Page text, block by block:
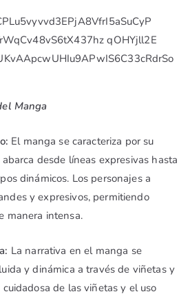
Manga
El manga se caracteriza por su
desde líneas expresivas hasta
dinámicos. Los personajes a
y expresivos, permitiendo
manera intensa.
La narrativa en el manga se
y dinámica a través de viñetas y
de las viñetas y el uso